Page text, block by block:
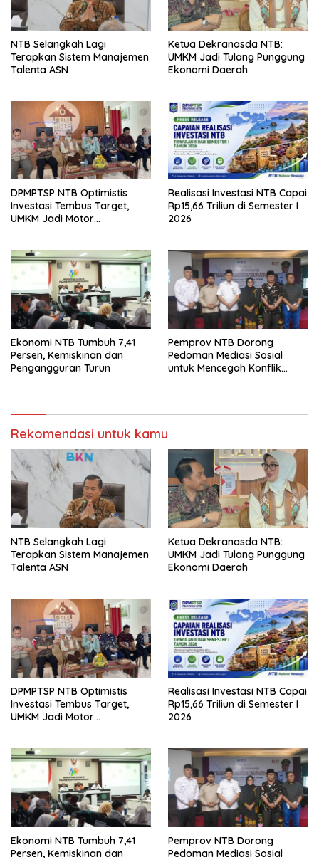
NTB Selangkah Lagi
Terapkan Sistem Manajemen
Talenta ASN
Ketua Dekranasda NTB:
UMKM Jadi Tulang Punggung
Ekonomi Daerah
DPMPTSP NTB Optimistis
Investasi Tembus Target,
UMKM Jadi Motor
Realisasi Investasi NTB Capai
Rp15,66 Triliun di Semester I
2026
Ekonomi NTB Tumbuh 7,41
Persen, Kemiskinan dan
Pengangguran Turun
Pemprov NTB Dorong
Pedoman Mediasi Sosial
untuk Mencegah Konflik
Rekomendasi untuk kamu
NTB Selangkah Lagi
Terapkan Sistem Manajemen
Talenta ASN
Ketua Dekranasda NTB:
UMKM Jadi Tulang Punggung
Ekonomi Daerah
DPMPTSP NTB Optimistis
Investasi Tembus Target,
UMKM Jadi Motor
Realisasi Investasi NTB Capai
Rp15,66 Triliun di Semester I
2026
Ekonomi NTB Tumbuh 7,41
Persen, Kemiskinan dan
Pemprov NTB Dorong
Pedoman Mediasi Sosial